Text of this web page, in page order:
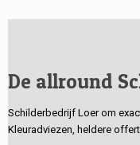
De allround
Schilderbedrijf Loer om
Kleuradviezen, heldere